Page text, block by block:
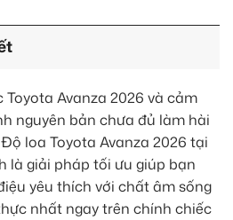
Avanza 2026 và cảm
nguyên bản chưa đủ làm hài
loa Toyota Avanza 2026 tại
là giải pháp tối ưu giúp bạn
yêu thích với chất âm sống
nhất ngay trên chính chiếc